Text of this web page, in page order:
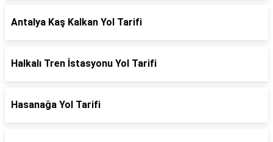
Antalya Kaş Kalkan Yol Tarifi
Halkalı Tren İstasyonu Yol Tarifi
Hasanağa Yol Tarifi